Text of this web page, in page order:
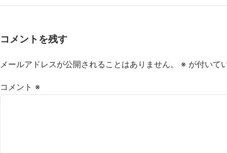
コメントを残す
メールアドレスが公開されることはありません。 ※ が付いて
コメント ※